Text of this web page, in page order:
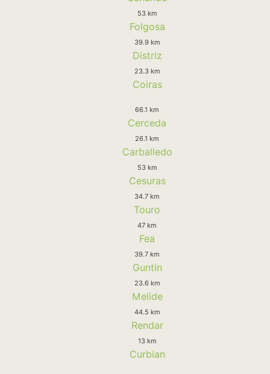
53 km
Folgosa
39.9 km
Distriz
23.3 km
Coiras
66.1 km
Cerceda
26.1 km
Carballedo
53 km
Cesuras
34.7 km
Touro
47 km
Fea
39.7 km
Guntin
23.6 km
Melide
44.5 km
Rendar
13 km
Curbian